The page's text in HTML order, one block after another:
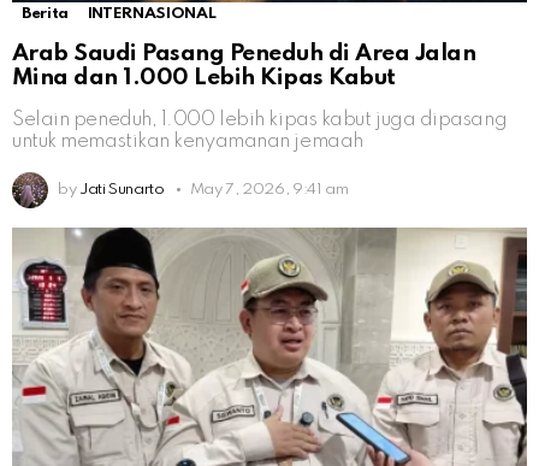
Berita INTERNASIONAL
Arab Saudi Pasang Peneduh di Area Jalan
Mina dan 1.000 Lebih Kipas Kabut
Selain peneduh, 1.000 lebih kipas kabut juga dipasang
untuk memastikan kenyamanan jemaah
by Jati Sunarto May 7, 2026, 9:41 am